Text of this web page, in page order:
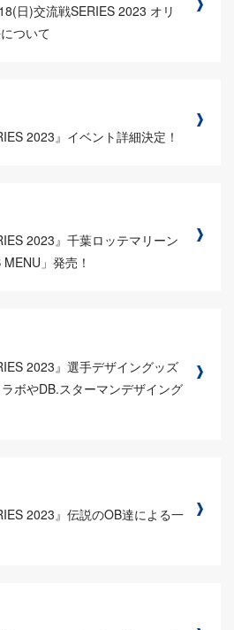
日)交流戦SERIES 2023 オリ
ついて
2023』イベント詳細決定！
2023』千葉ロッテマリーン
」発売！
2023』選手デザイングッズ
ボやDB.スターマンデザイング
2023』伝説のOB達による一